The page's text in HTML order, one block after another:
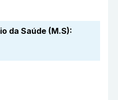
da Saúde (M.S):